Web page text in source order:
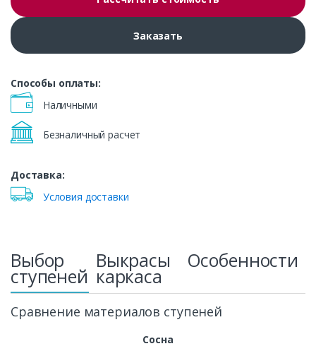
Заказать
Способы оплаты:
Наличными
Безналичный расчет
Доставка:
Условия доставки
Выбор
ступеней
Выкрасы
каркаса
Особенности
Сравнение материалов ступеней
Сосна